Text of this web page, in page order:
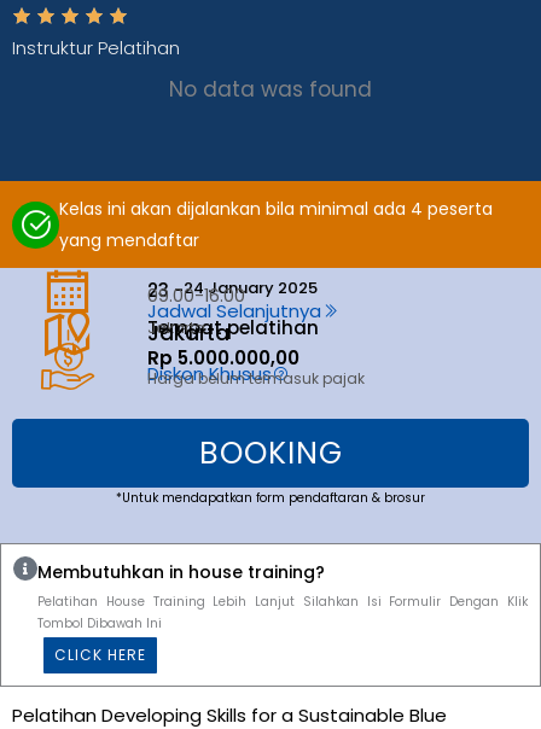
Instruktur Pelatihan
No data was found
Kelas ini akan dijalankan bila minimal ada 4 peserta
yang mendaftar
23 -24 January 2025
09.00-16.00
Jadwal Selanjutnya
Tempat pelatihan
Jakarta
Jakarta
Rp 5.000.000,00
Diskon Khusus
Harga belum termasuk pajak
BOOKING
*Untuk mendapatkan form pendaftaran & brosur
Membutuhkan in house training?
Pelatihan House Training Lebih Lanjut Silahkan Isi Formulir Dengan Klik
Tombol Dibawah Ini
CLICK HERE
Pelatihan Developing Skills for a Sustainable Blue